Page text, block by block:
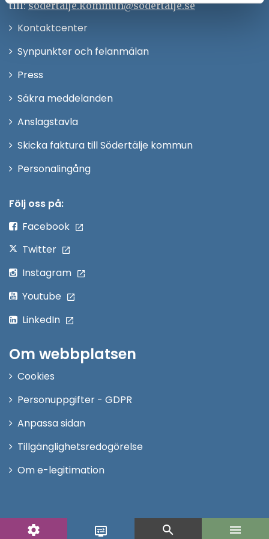
settings display_settings search menu
till:sodertalje.kommun@sodertalje.se
KontaktcenterÖppna
Synpunkter och felanmälan
Press
fönster
Säkra meddelanden
Anslagstavla
Skicka faktura till Södertälje kommun
PersonalingångÖppna
Följ oss på:
Facebook
Twitter
Instagram
Youtube
LinkedIn
Om webbplatsen
Cookies
Personuppgifter - GDPR
Anpassa sidan
Tillgänglighetsredogörelse
Om e-legitimation